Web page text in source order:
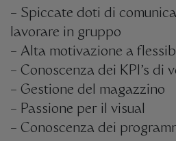
– Spiccate doti di
lavorare in gruppo
– Alta motivazione a
– Conoscenza dei KPI’s di
– Gestione del magazzino
– Passione per il visual
– Conoscenza dei